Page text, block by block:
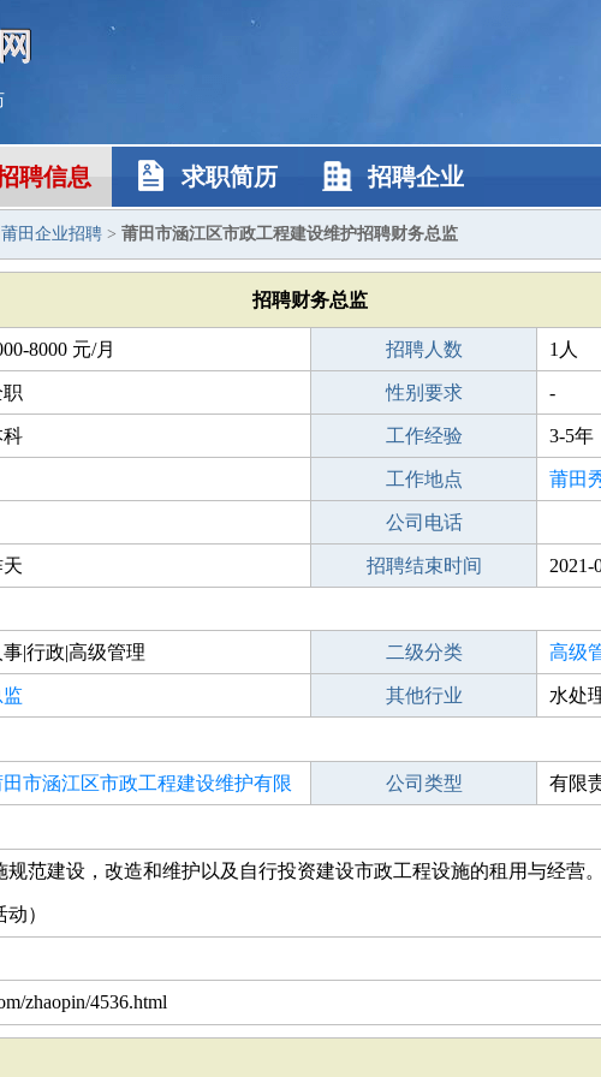
聘信息 求职简历 招聘企业
莆田企业招聘 > 莆田市涵江区市政工程建设维护招聘财务总监
招聘财务总监
8000 元/月 招聘人数 1人
性别要求 -
科 工作经验 3-5年
工作地点 莆田
公司电话
天 招聘结束时间 2021-
事|行政|高级管理 二级分类 高级
监 其他行业 水处
田市涵江区市政工程建设维护有限 公司类型 有限
范建设，改造和维护以及自行投资建设市政工程设施的租用与经营
）
zhaopin/4536.html